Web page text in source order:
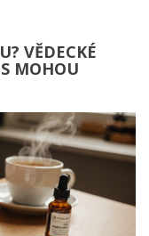
VĚDECKÉ
MOHOU